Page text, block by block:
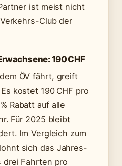
ist meist nicht
Club der
190 CHF
ÖV fährt, greift
kostet 190 CHF pro
Rabatt auf alle
Für 2025 bleibt
Im Vergleich zum
sich das Jahres-
drei Fahrten pro